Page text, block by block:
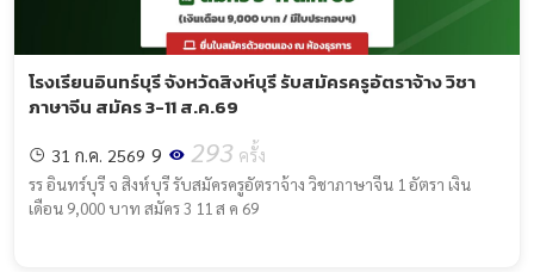
โรงเรียนอินทร์บุรี จังหวัดสิงห์บุรี รับสมัครครูอัตราจ้าง วิชา
ภาษาจีน สมัคร 3-11 ส.ค.69
31 ก.ค. 2569 9 293 ครั้ง
รร อินทร์บุรี จ สิงห์บุรี รับสมัครครูอัตราจ้าง วิชาภาษาจีน 1 อัตรา เงิน
เดือน 9,000 บาท สมัคร 3 11 ส ค 69